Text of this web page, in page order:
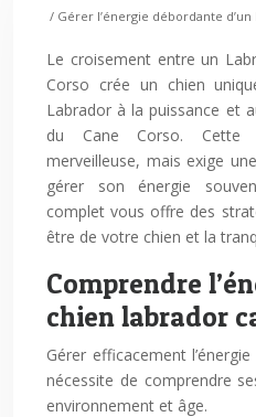
/ Gérer l’énergie débordante
Le croisement entre un
Corso crée un chien
Labrador à la puissance et
du Cane Corso. Cette
merveilleuse, mais exige
gérer son énergie
complet vous offre des
être de votre chien et la
Comprendre
chien labrador
Gérer efficacement
nécessite de comprendre
environnement et âge.